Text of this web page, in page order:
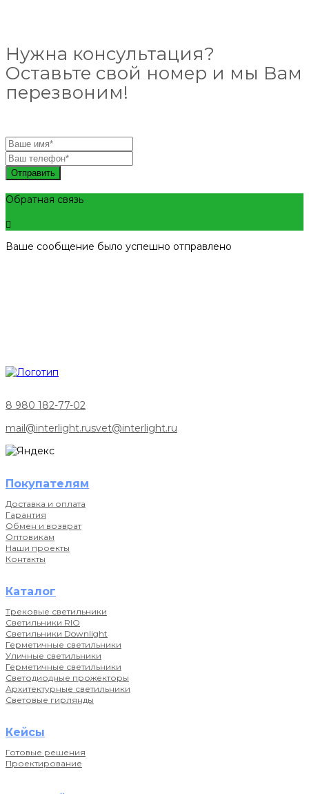
Нужна консультация?
Оставьте свой номер и мы Вам
перезвоним!
Отправить
Обратная связь
Ваше сообщение было успешно отправлено
8 980 182-77-02
mail@interlight.rusvet@interlight.ru
Покупателям
Доставка и оплата
Гарантия
Обмен и возврат
Оптовикам
Наши проекты
Контакты
Каталог
Трековые светильники
Светильники RIO
Светильники Downlight
Герметичные светильники
Уличные светильники
Герметичные светильники
Светодиодные прожекторы
Архитектурные светильники
Световые гирлянды
Кейсы
Готовые решения
Проектирование